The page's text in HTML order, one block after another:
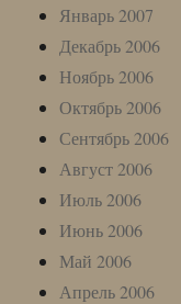
Январь 2007
Декабрь 2006
Ноябрь 2006
Октябрь 2006
Сентябрь 2006
Август 2006
Июль 2006
Июнь 2006
Май 2006
Апрель 2006